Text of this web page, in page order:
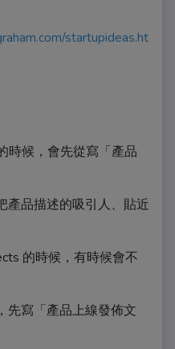
startupideas.ht
時候，會先從寫「產品
產品描述的吸引人、貼近
的時候，有時候會不
先寫「產品上線發佈文